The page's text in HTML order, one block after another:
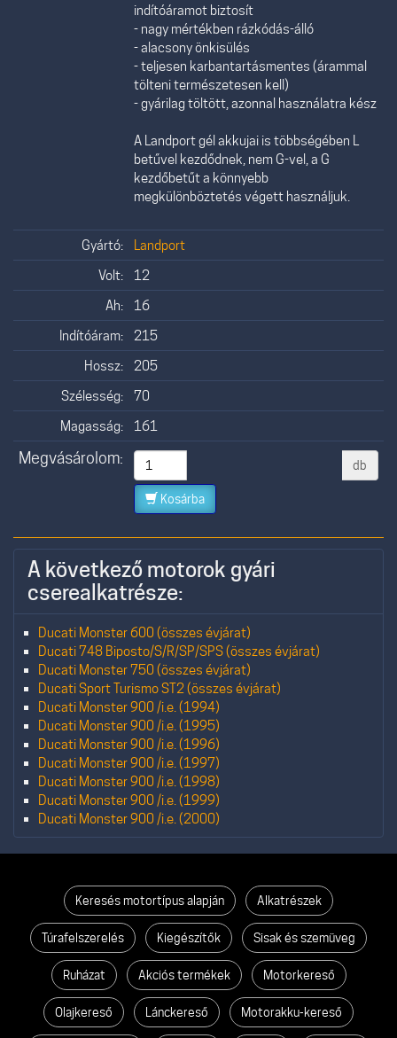
indítóáramot biztosít
- nagy mértékben rázkódás-álló
- alacsony önkisülés
- teljesen karbantartásmentes (árammal
tölteni természetesen kell)
- gyárilag töltött, azonnal használatra kész
A Landport gél akkujai is többségében L
betűvel kezdődnek, nem G-vel, a G
kezdőbetűt a könnyebb
megkülönböztetés végett használjuk.
Gyártó:
Landport
Volt:
12
Ah:
16
Indítóáram:
215
Hossz:
205
Szélesség:
70
Magasság:
161
Megvásárolom: db
Kosárba
A következő motorok gyári
cserealkatrésze:
Ducati Monster 600 (összes évjárat)
Ducati 748 Biposto/S/R/SP/SPS (összes évjárat)
Ducati Monster 750 (összes évjárat)
Ducati Sport Turismo ST2 (összes évjárat)
Ducati Monster 900 /i.e. (1994)
Ducati Monster 900 /i.e. (1995)
Ducati Monster 900 /i.e. (1996)
Ducati Monster 900 /i.e. (1997)
Ducati Monster 900 /i.e. (1998)
Ducati Monster 900 /i.e. (1999)
Ducati Monster 900 /i.e. (2000)
Keresés motortípus alapján Alkatrészek
Túrafelszerelés Kiegészítők Sisak és szemüveg
Ruházat Akciós termékek Motorkereső
Olajkereső Lánckereső Motorakku-kereső